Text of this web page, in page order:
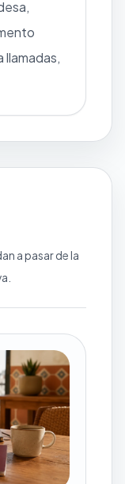
llamadas,
a pasar de la